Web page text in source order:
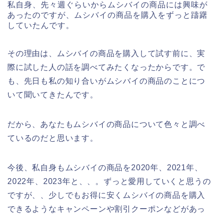
私自身、先々週ぐらいからムシバイの商品には興味が
あったのですが、ムシバイの商品を購入をずっと躊躇
していたんです。
その理由は、ムシバイの商品を購入して試す前に、実
際に試した人の話を調べてみたくなったからです。で
も、先日も私の知り合いがムシバイの商品のことにつ
いて聞いてきたんです。
だから、あなたもムシバイの商品について色々と調べ
ているのだと思います。
今後、私自身もムシバイの商品を2020年、2021年、
2022年、2023年と、、。ずっと愛用していくと思うの
ですが、、少しでもお得に安くムシバイの商品を購入
できるようなキャンペーンや割引クーポンなどがあっ